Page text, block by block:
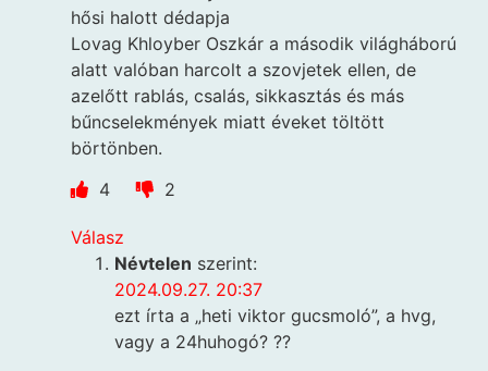
hősi halott dédapja
Lovag Khloyber Oszkár a második világháború
alatt valóban harcolt a szovjetek ellen, de
azelőtt rablás, csalás, sikkasztás és más
bűncselekmények miatt éveket töltött
börtönben.
4
2
Válasz
Névtelen szerint:
2024.09.27. 20:37
ezt írta a „heti viktor gucsmoló”, a hvg,
vagy a 24huhogó? ??